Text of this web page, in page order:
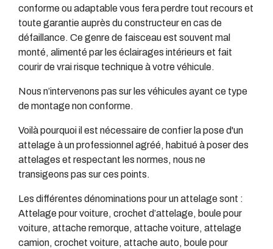
conforme ou adaptable vous fera perdre tout recours et
toute garantie auprès du constructeur en cas de
défaillance. Ce genre de faisceau est souvent mal
monté, alimenté par les éclairages intérieurs et fait
courir de vrai risque technique à votre véhicule.
Nous n’intervenons pas sur les véhicules ayant ce type
de montage non conforme.
Voilà pourquoi il est nécessaire de confier la pose d'un
attelage à un professionnel agréé, habitué à poser des
attelages et respectant les normes, nous ne
transigeons pas sur ces points.
Les différentes dénominations pour un attelage sont :
Attelage pour voiture, crochet d’attelage, boule pour
voiture, attache remorque, attache voiture, attelage
camion, crochet voiture, attache auto, boule pour